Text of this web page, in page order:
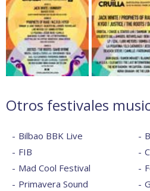
Otros festivales
Bilbao BBK Live
FIB
Mad Cool Festival
Primavera Sound